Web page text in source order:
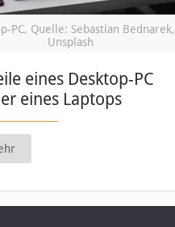
PC, Quelle: Sebastian Bednarek,
Unsplash
eines Desktop-PC
eines Laptops